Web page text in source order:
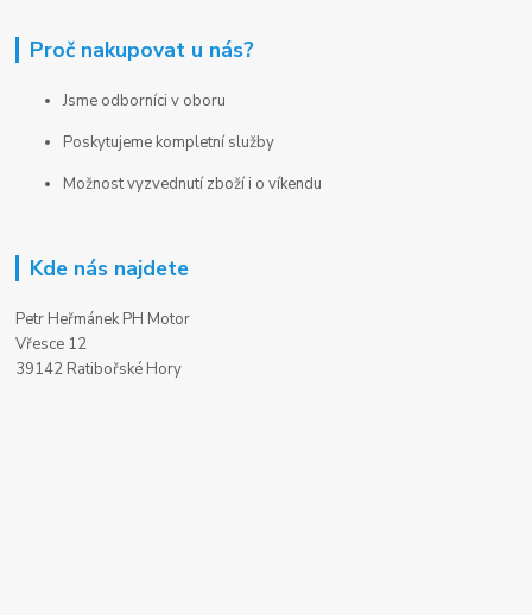
Proč nakupovat u nás?
Jsme odborníci v oboru
Poskytujeme kompletní služby
Možnost vyzvednutí zboží i o víkendu
Kde nás najdete
Petr Heřmánek PH Motor
Vřesce 12
39142 Ratibořské Hory